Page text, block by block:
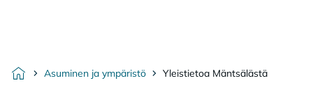
Etusivu
Asuminen ja ympäristö Yleistietoa Mäntsälästä